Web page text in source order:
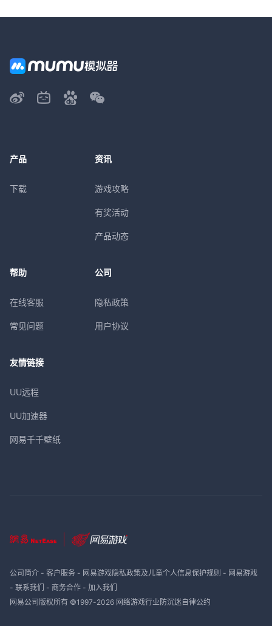
产品
下载
资讯
游戏攻略
有奖活动
产品动态
帮助
在线客服
常见问题
公司
隐私政策
用户协议
友情链接
UU远程
UU加速器
网易千千壁纸
公司简介- 客户服务- 网易游戏隐私政策及儿童个人信息保护规则 - 网易游戏
- 联系我们 - 商务合作- 加入我们
网易公司版权所有 ©1997-2026 网络游戏行业防沉迷自律公约